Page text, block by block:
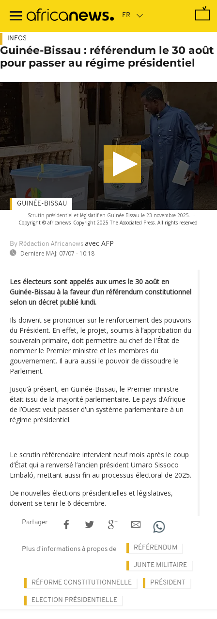
contenu
INFOS
Guinée-Bissau : référendum le 30 août
pour passer au régime présidentiel
Scrutin présidentiel et législatif en Guinée-Bissau le 23 novembre 2025. -
Copyright © africanews Copyright 2025 The Associated Press. All rights reserved
By Rédaction Africanews avec AFP
Dernière MAJ: 07/07 - 10:18
GUINÉE-BISSAU
Les électeurs sont appelés aux urnes le 30 août en
Guinée-Bissau à la faveur d’un référendum constitutionnel
selon un décret publié lundi.
Ils doivent se prononcer sur le renforcement des pouvoirs
du Président. En effet, le projet, soumis à l’approbation du
souverain primaire, doit permettre au chef de l'État de
nommer le Premier ministre et les membres du
gouvernement. Il aura aussi le pouvoir de dissoudre le
Parlement.
Jusqu’à présent, en Guinée-Bissau, le Premier ministre
était issu de la majorité parlementaire. Le pays d’Afrique
de l’Ouest veut passer d'un système parlementaire à un
régime présidentiel.
Le scrutin référendaire intervient neuf mois après le coup
d’État qui a renversé l’ancien président Umaro Sissoco
Embaló, mettant aussi fin au processus électoral de 2025.
De nouvelles élections présidentielles et législatives,
doivent se tenir le 6 décembre.
Partager
Plus d'informations à propos de RÉFÉRENDUM
JUNTE MILITAIRE
RÉFORME CONSTITUTIONNELLE PRÉSIDENT
ELECTION PRÉSIDENTIELLE